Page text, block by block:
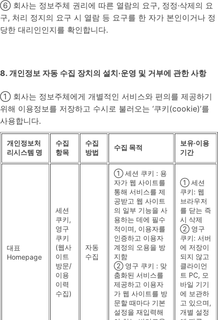
⑥ 회사는 정보주체 권리에 따른 열람의 요구, 정정·삭제의 요
구, 처리 정지의 요구 시 열람 등 요구를 한 자가 본인이거나 정
당한 대리인인지를 확인합니다.
8. 개인정보 자동 수집 장치의 설치·운영 및 거부에 관한 사항
① 회사는 정보주체에게 개별적인 서비스와 편의를 제공하기
위해 이용정보를 저장하고 수시로 불러오는 ‘쿠키(cookie)’를
사용합니다.
개인정보처
리시스템 명
수집
항목
수집
방법
수집 목적
보유·이용
기간
대표
Homepage
세션
쿠키,
영구
쿠키
(웹사
이트
방문/
이용
이력
수집)
자동
수집
① 세션 쿠키 : 용
자가 웹 사이트를
통해 서비스를 제
공받고 웹 사이트
의 일부 기능을 사
용하는 데에 필수
적이며, 이용자를
인증하고 이용자
계정의 오용을 방
지함
② 영구 쿠키 : 맞
춤화된 서비스를
제공하고 이용자
가 웹 사이트를 방
문할 때마다 기본
설정을 재입력해
① 세션
쿠키: 웹
브라우저
를 닫는 즉
시 삭제
② 영구
쿠키: 서버
에 저장이
되지 않고
클라이언
트 PC, 모
바일 기기
에 보관하
고 있으며,
개별 설정